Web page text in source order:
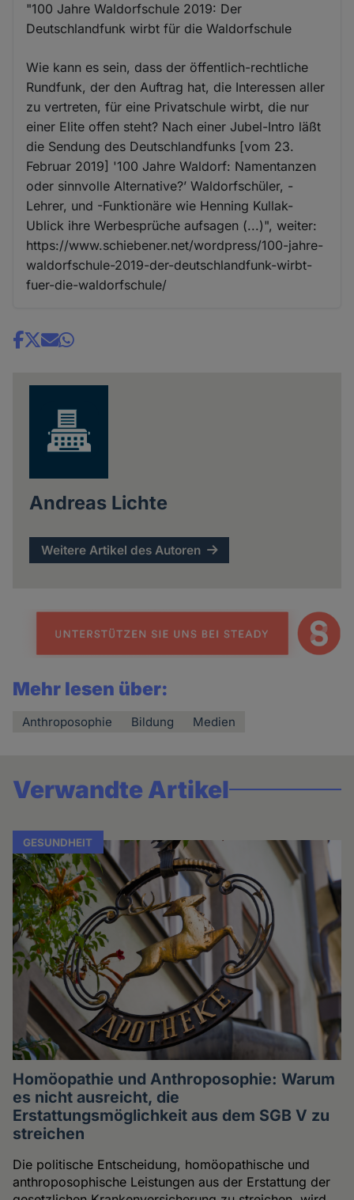
"100 Jahre Waldorfschule 2019: Der
Deutschlandfunk wirbt für die Waldorfschule
Wie kann es sein, dass der öffentlich-rechtliche
Rundfunk, der den Auftrag hat, die Interessen aller
zu vertreten, für eine Privatschule wirbt, die nur
einer Elite offen steht? Nach einer Jubel-Intro läßt
die Sendung des Deutschlandfunks [vom 23.
Februar 2019] '100 Jahre Waldorf: Namentanzen
oder sinnvolle Alternative?’ Waldorfschüler, -
Lehrer, und -Funktionäre wie Henning Kullak-
Ublick ihre Werbesprüche aufsagen (...)", weiter:
https://www.schiebener.net/wordpress/100-jahre-
waldorfschule-2019-der-deutschlandfunk-wirbt-
fuer-die-waldorfschule/
Share
Andreas Lichte
Weitere Artikel des Autoren
Mehr lesen über:
Anthroposophie Bildung Medien
Verwandte Artikel
GESUNDHEIT
Homöopathie und Anthroposophie: Warum
es nicht ausreicht, die
Erstattungsmöglichkeit aus dem SGB V zu
streichen
Die politische Entscheidung, homöopathische und
anthroposophische Leistungen aus der Erstattung der